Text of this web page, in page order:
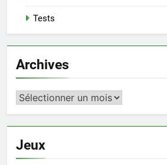
Tests
Archives
Archives
Jeux